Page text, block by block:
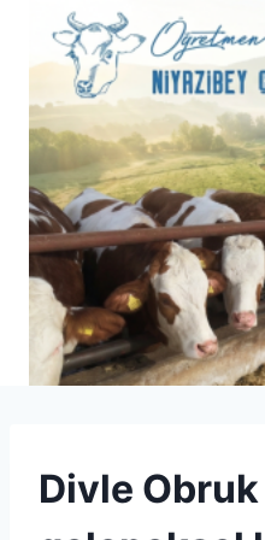
SPECIALTY
CHEESE
Divle